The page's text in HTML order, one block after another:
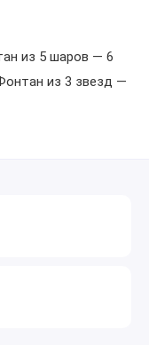
из 5 шаров — 6
из 3 звезд —